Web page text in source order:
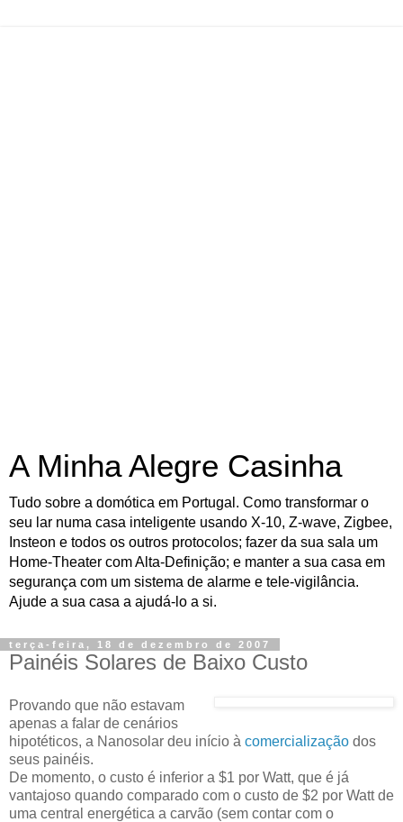
A Minha Alegre Casinha
Tudo sobre a domótica em Portugal. Como transformar o
seu lar numa casa inteligente usando X-10, Z-wave, Zigbee,
Insteon e todos os outros protocolos; fazer da sua sala um
Home-Theater com Alta-Definição; e manter a sua casa em
segurança com um sistema de alarme e tele-vigilância.
Ajude a sua casa a ajudá-lo a si.
terça-feira, 18 de dezembro de 2007
Painéis Solares de Baixo Custo
Provando que não estavam
apenas a falar de cenários
hipotéticos, a Nanosolar deu início à comercialização dos
seus painéis.
De momento, o custo é inferior a $1 por Watt, que é já
vantajoso quando comparado com o custo de $2 por Watt de
uma central energética a carvão (sem contar com o